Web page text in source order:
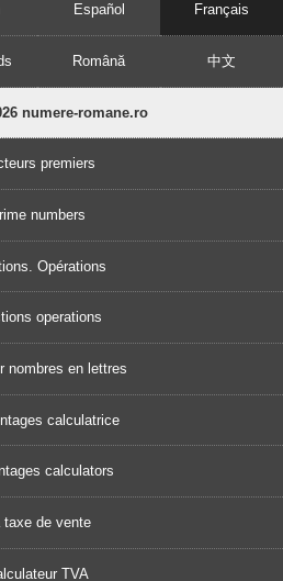
Español Français
Română 中文
numere-romane.ro
premiers
numbers
Opérations
operations
nombres en lettres
calculatrice
calculators
taxe de vente
TVA